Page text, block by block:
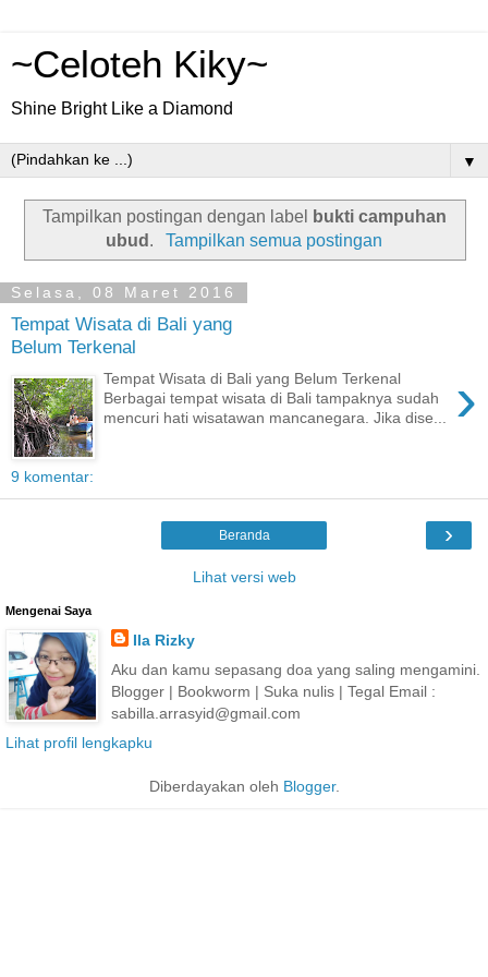
~Celoteh Kiky~
Shine Bright Like a Diamond
▼
Tampilkan postingan dengan label
bukti campuhan
ubud . Tampilkan semua postingan
Selasa, 08 Maret 2016
Tempat Wisata di Bali yang
Belum Terkenal
›
Tempat Wisata di Bali yang Belum Terkenal
Berbagai tempat wisata di Bali tampaknya sudah
mencuri hati wisatawan mancanegara. Jika dise...
9 komentar:
›
Beranda
Lihat versi web
Mengenai Saya
Ila Rizky
Aku dan kamu sepasang doa yang saling mengamini.
Blogger | Bookworm | Suka nulis | Tegal Email :
sabilla.arrasyid@gmail.com
Lihat profil lengkapku
Diberdayakan oleh Blogger.